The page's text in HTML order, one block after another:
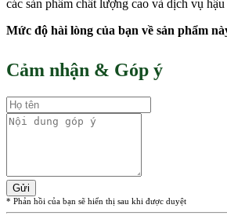
các sản phẩm chất lượng cao và dịch vụ
Mức độ hài lòng của bạn về sản phẩm
Cảm nhận & Góp ý
Gửi
* Phản hồi của bạn sẽ hiển thị sau khi được duyệt